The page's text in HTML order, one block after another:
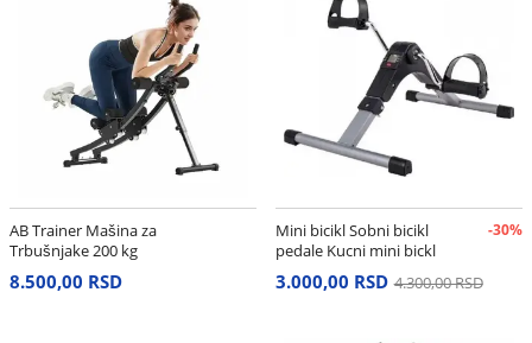
AB Trainer Mašina za
Trbušnjake 200 kg
8.500,00 RSD
Mini bicikl Sobni bicikl
pedale Kucni mini bickl
-30%
3.000,00 RSD 4.300,00 RSD